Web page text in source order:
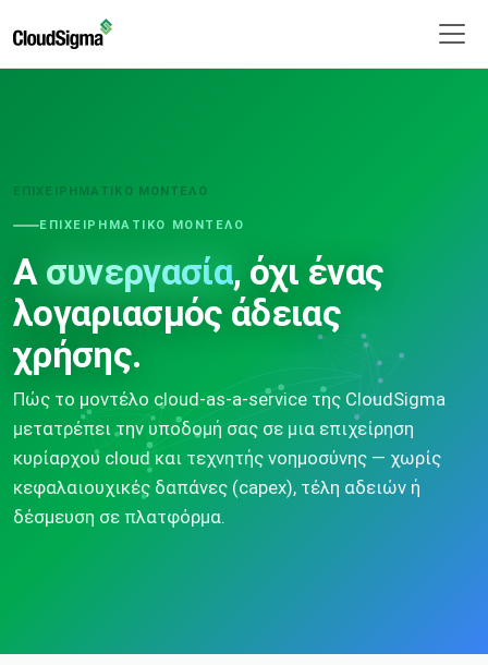
ΕΠΙΧΕΙΡΗΜΑΤΙΚΌ ΜΟΝΤΈΛΟ
ΕΠΙΧΕΙΡΗΜΑΤΙΚΌ ΜΟΝΤΈΛΟ
A συνεργασία, όχι ένας
λογαριασμός άδειας
χρήσης.
Πώς το μοντέλο cloud-as-a-service της CloudSigma
μετατρέπει την υποδομή σας σε μια επιχείρηση
κυρίαρχου cloud και τεχνητής νοημοσύνης — χωρίς
κεφαλαιουχικές δαπάνες (capex), τέλη αδειών ή
δέσμευση σε πλατφόρμα.